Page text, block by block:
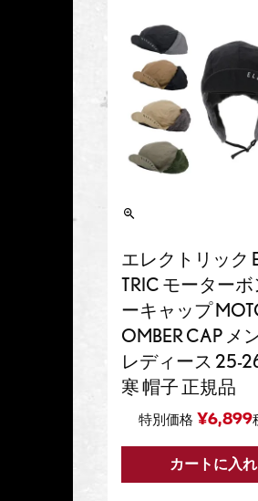
エレクトリック
TRIC モーター
ーキャップ
OMBER CAP メ
レディース 25-
寒 帽子 正規品
特別価格 ¥6,899
カートに入